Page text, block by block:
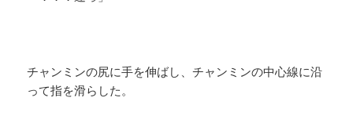
チャンミンの尻に手を伸ばし、チャンミンの中心線に沿
って指を滑らした。